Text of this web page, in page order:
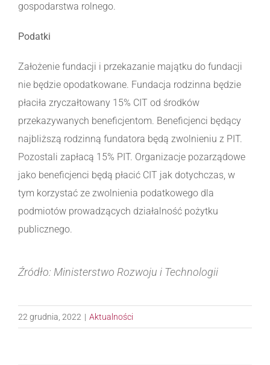
gospodarstwa rolnego.
Podatki
Założenie fundacji i przekazanie majątku do fundacji
nie będzie opodatkowane. Fundacja rodzinna będzie
płaciła zryczałtowany 15% CIT od środków
przekazywanych beneficjentom. Beneficjenci będący
najbliższą rodzinną fundatora będą zwolnieniu z PIT.
Pozostali zapłacą 15% PIT. Organizacje pozarządowe
jako beneficjenci będą płacić CIT jak dotychczas, w
tym korzystać ze zwolnienia podatkowego dla
podmiotów prowadzących działalność pożytku
publicznego.
Źródło: Ministerstwo Rozwoju i Technologii
22 grudnia, 2022 | Aktualności